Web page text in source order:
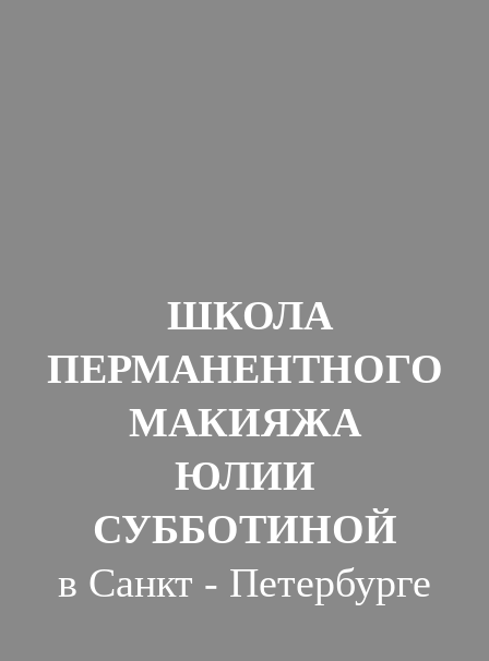
ШКОЛА
ПЕРМАНЕНТНОГО
МАКИЯЖА
ЮЛИИ
СУББОТИНОЙ
в Санкт - Петербурге